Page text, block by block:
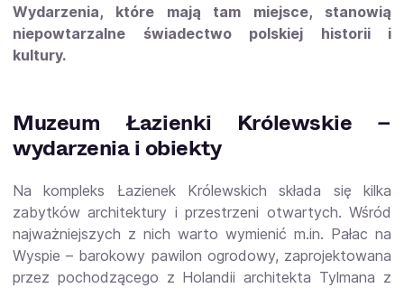
Wydarzenia, które mają tam miejsce, stanowią
niepowtarzalne świadectwo polskiej historii i
kultury.
Muzeum Łazienki Królewskie –
wydarzenia i obiekty
Na kompleks Łazienek Królewskich składa się kilka
zabytków architektury i przestrzeni otwartych. Wśród
najważniejszych z nich warto wymienić m.in. Pałac na
Wyspie – barokowy pawilon ogrodowy, zaprojektowana
przez pochodzącego z Holandii architekta Tylmana z